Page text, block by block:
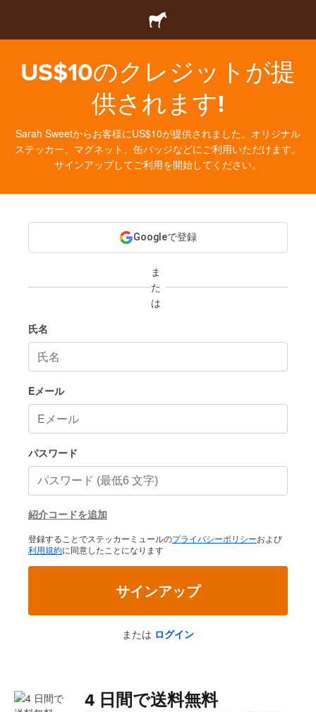
US$10のクレジットが提
供されます!
Sarah Sweetからお客様にUS$10が提供されました。オリジナル
ステッカー、マグネット、缶バッジなどにご利用いただけます。
サインアップしてご利用を開始してください。
Googleで登録
ま
た
は
氏名
Eメール
パスワード
紹介コードを追加
登録することでステッカーミュールのプライバシーポリシーおよび
利用規約に同意したことになります
サインアップ
または ログイン
4 日間で送料無料